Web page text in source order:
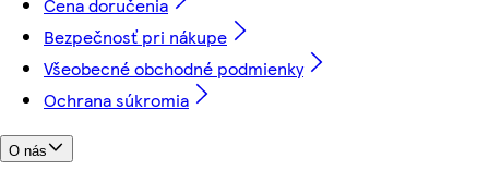
Cena doručenia
Bezpečnosť pri nákupe
Všeobecné obchodné podmienky
Ochrana súkromia
O nás